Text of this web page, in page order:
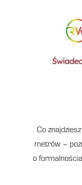
Co
metrów –
o